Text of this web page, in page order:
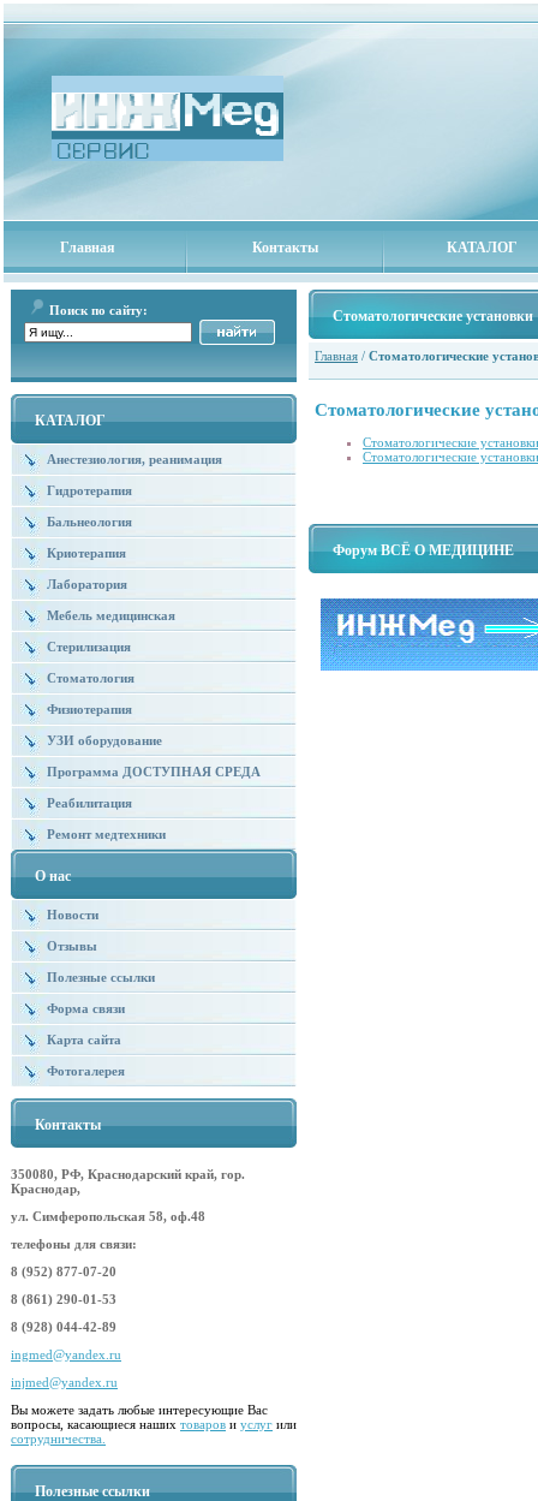
Главная Контакты КАТАЛОГ
Поиск по сайту:
КАТАЛОГ
Анестезиология, реанимация
Гидротерапия
Бальнеология
Криотерапия
Лаборатория
Мебель медицинская
Стерилизация
Стоматология
Физиотерапия
УЗИ оборудование
Программа ДОСТУПНАЯ СРЕДА
Реабилитация
Ремонт медтехники
О нас
Новости
Отзывы
Полезные ссылки
Форма связи
Карта сайта
Фотогалерея
Контакты
350080, РФ, Краснодарский край, гор.
Краснодар,
ул. Симферопольская 58, оф.48
телефоны для связи:
8 (952) 877-07-20
8 (861) 290-01-53
8 (928) 044-42-89
ingmed@yandex.ru
injmed@yandex.ru
Вы можете задать любые интересующие Вас
вопросы, касающиеся наших товаров и услуг или
сотрудничества.
Полезные ссылки
Стоматологические установки
Главная / Стоматологические
Стоматологические
Стоматологические
Стоматологические
Форум ВСЁ О МЕДИЦИНЕ